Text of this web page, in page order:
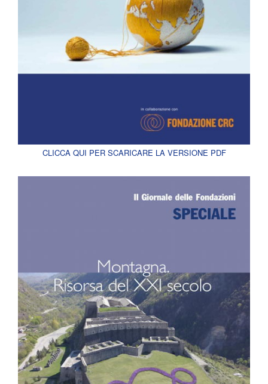
CLICCA QUI PER SCARICARE LA VERSIONE PDF